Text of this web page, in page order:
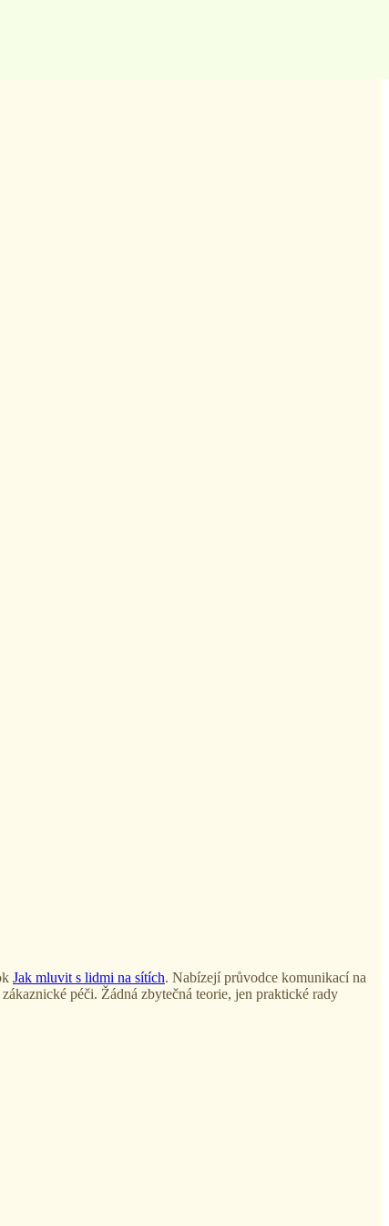
Jak mluvit s lidmi na sítích. Nabízejí průvodce komunikací na
péči. Žádná zbytečná teorie, jen praktické rady